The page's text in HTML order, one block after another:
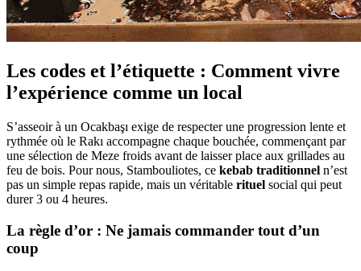
Les codes et l’étiquette : Comment vivre
l’expérience comme un local
S’asseoir à un Ocakbaşı exige de respecter une progression lente et
rythmée où le Rakı accompagne chaque bouchée, commençant par
une sélection de Meze froids avant de laisser place aux grillades au
feu de bois. Pour nous, Stambouliotes, ce kebab traditionnel n’est
pas un simple repas rapide, mais un véritable rituel social qui peut
durer 3 ou 4 heures.
La règle d’or : Ne jamais commander tout d’un
coup